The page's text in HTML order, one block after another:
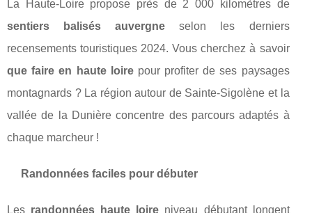
La Haute-Loire propose près de 2 000 kilomètres de
sentiers balisés auvergne selon les derniers
recensements touristiques 2024. Vous cherchez à savoir
que faire en haute loirepour profiter de ses paysages
montagnards ? La région autour de Sainte-Sigolène et la
vallée de la Dunière concentre des parcours adaptés à
chaque marcheur !
Randonnées faciles pour débuter
Les randonnées haute loire niveau débutant longent